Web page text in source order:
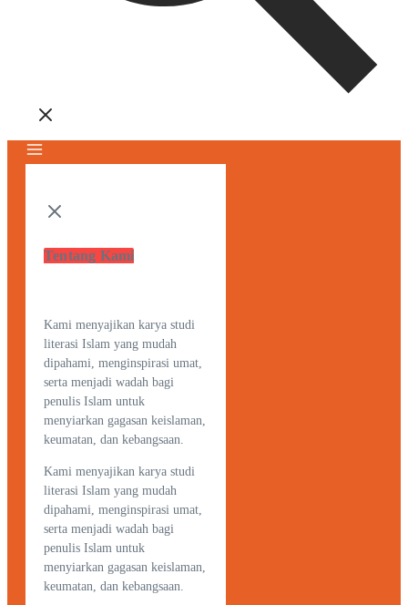
Tentang Kami
Kami menyajikan karya studi
literasi Islam yang mudah
dipahami, menginspirasi umat,
serta menjadi wadah bagi
penulis Islam untuk
menyiarkan gagasan keislaman,
keumatan, dan kebangsaan.
Kami menyajikan karya studi
literasi Islam yang mudah
dipahami, menginspirasi umat,
serta menjadi wadah bagi
penulis Islam untuk
menyiarkan gagasan keislaman,
keumatan, dan kebangsaan.